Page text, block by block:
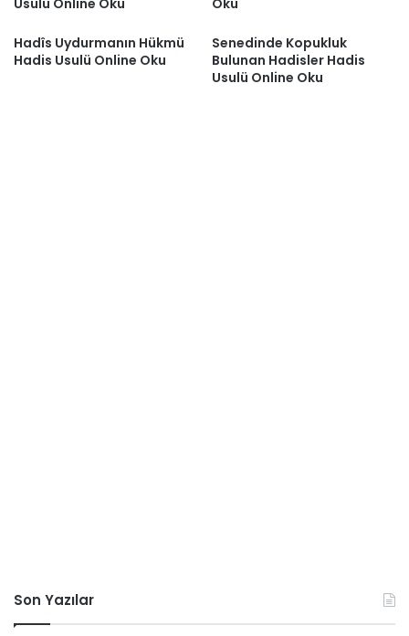
Hadîs Uydurmanın Hükmü
Hadis Usulü Online Oku
Senedinde Kopukluk
Bulunan Hadisler Hadis
Usulü Online Oku
Son Yazılar